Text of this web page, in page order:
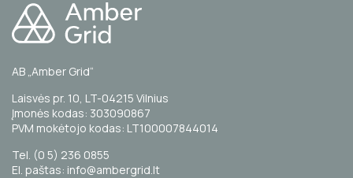
AB „Amber Grid“
Laisvės pr. 10, LT-04215 Vilnius
Įmonės kodas: 303090867
PVM mokėtojo kodas: LT100007844014
Tel. (0 5) 236 0855
El. paštas: info@ambergrid.lt